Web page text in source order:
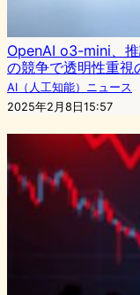
OpenAI o3-mini、
の競争で透明性重視
AI（人工知能）ニュース
2025年2月8日15:57